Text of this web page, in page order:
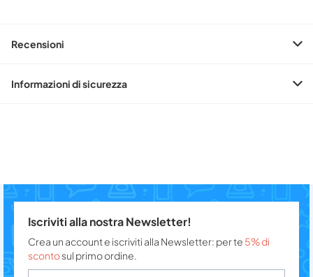
Recensioni
Informazioni di sicurezza
Iscriviti alla nostra Newsletter!
Crea un account e iscriviti alla Newsletter: per te 5% di
scontosul primo ordine.